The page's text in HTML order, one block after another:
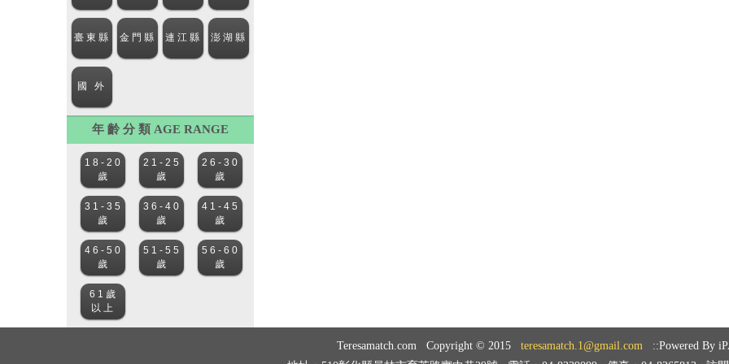
年 齡 分 類 AGE RANGE
Teresamatch.com Copyright © 2015 teresamatch.1@gmail.com
::Powered By